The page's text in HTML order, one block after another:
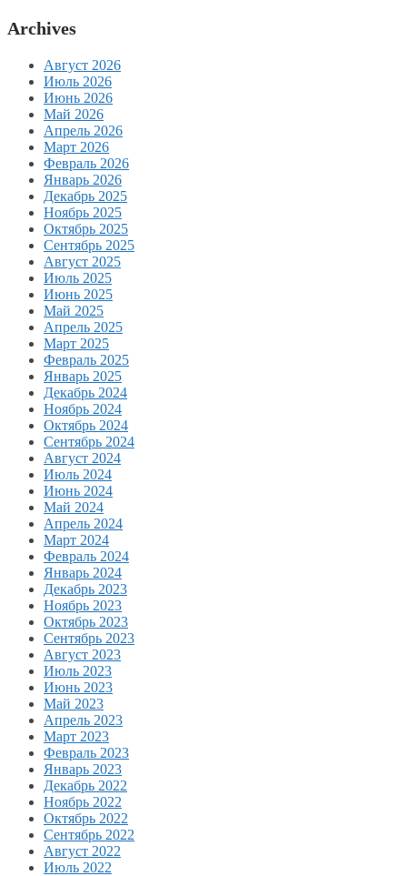
Archives
Август 2026
Июль 2026
Июнь 2026
Май 2026
Апрель 2026
Март 2026
Февраль 2026
Январь 2026
Декабрь 2025
Ноябрь 2025
Октябрь 2025
Сентябрь 2025
Август 2025
Июль 2025
Июнь 2025
Май 2025
Апрель 2025
Март 2025
Февраль 2025
Январь 2025
Декабрь 2024
Ноябрь 2024
Октябрь 2024
Сентябрь 2024
Август 2024
Июль 2024
Июнь 2024
Май 2024
Апрель 2024
Март 2024
Февраль 2024
Январь 2024
Декабрь 2023
Ноябрь 2023
Октябрь 2023
Сентябрь 2023
Август 2023
Июль 2023
Июнь 2023
Май 2023
Апрель 2023
Март 2023
Февраль 2023
Январь 2023
Декабрь 2022
Ноябрь 2022
Октябрь 2022
Сентябрь 2022
Август 2022
Июль 2022